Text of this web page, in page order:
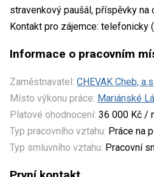
stravenkový paušál, příspěvky na
Kontakt pro zájemce: telefonicky
Informace o pracovním
Zaměstnavatel: CHEVAK Cheb, a.s.
Místo výkonu práce: Mariánské
Platové ohodnocení: 36 000 Kč /
Typ pracovního vztahu: Práce na
Typ smluvního vztahu: Pracovní